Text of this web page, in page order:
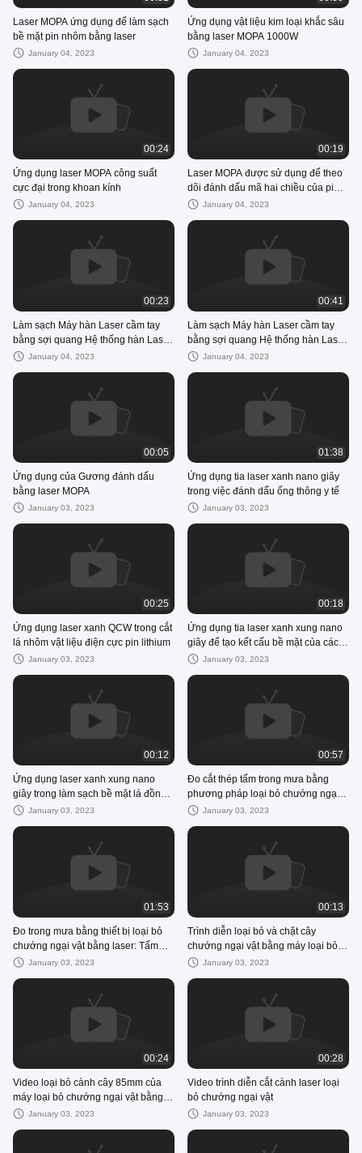
Laser MOPA ứng dụng để làm sạch
bề mặt pin nhôm bằng laser
January 04, 2023
Ứng dụng vật liệu kim loại khắc sâu
bằng laser MOPA 1000W
January 04, 2023
00:24
Ứng dụng laser MOPA công suất
cực đại trong khoan kính
January 04, 2023
00:19
Laser MOPA được sử dụng để theo
dõi đánh dấu mã hai chiều của pin
vỏ nhôm vuông
January 04, 2023
00:23
Làm sạch Máy hàn Laser cầm tay
bằng sợi quang Hệ thống hàn Laser
Lightweld 1500 liên tục
January 04, 2023
00:41
Làm sạch Máy hàn Laser cầm tay
bằng sợi quang Hệ thống hàn Laser
Lightweld 1500 liên tục
January 04, 2023
00:05
Ứng dụng của Gương đánh dấu
bằng laser MOPA
January 03, 2023
01:38
Ứng dụng tia laser xanh nano giây
trong việc đánh dấu ống thông y tế
January 03, 2023
00:25
Ứng dụng laser xanh QCW trong cắt
lá nhôm vật liệu điện cực pin lithium
January 03, 2023
00:18
Ứng dụng tia laser xanh xung nano
giây để tạo kết cấu bề mặt của các
bộ phận phích cắm hàng không
January 03, 2023
00:12
Ứng dụng laser xanh xung nano
giây trong làm sạch bề mặt lá đồng
bằng laser
January 03, 2023
00:57
Đo cắt thép tấm trong mưa bằng
phương pháp loại bỏ chướng ngại
vật bằng laser
January 03, 2023
01:53
Đo trong mưa bằng thiết bị loại bỏ
chướng ngại vật bằng laser: Tấm
thép 1,4MM bị vỡ trong 16s
January 03, 2023
00:13
Trình diễn loại bỏ và chặt cây
chướng ngại vật bằng máy loại bỏ
chướng ngại vật bằng laser
January 03, 2023
00:24
Video loại bỏ cành cây 85mm của
máy loại bỏ chướng ngại vật bằng
laserJanuary 03, 2023
00:28
Video trình diễn cắt cành laser loại
bỏ chướng ngại vật
January 03, 2023